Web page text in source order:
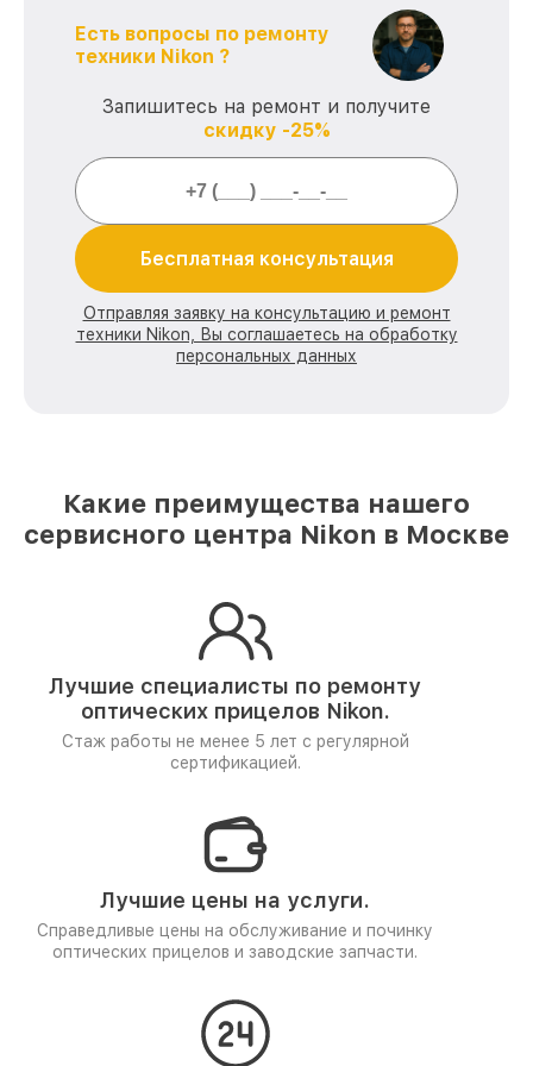
Есть вопросы по ремонту
техники Nikon ?
Запишитесь на ремонт и получите
скидку -25%
Бесплатная консультация
Отправляя заявку на консультацию и ремонт
техники Nikon, Вы соглашаетесь на обработку
персональных данных
Какие преимущества нашего
сервисного центра Nikon в Москве
Лучшие специалисты по ремонту
оптических прицелов Nikon.
Стаж работы не менее 5 лет с регулярной
сертификацией.
Лучшие цены на услуги.
Справедливые цены на обслуживание и починку
оптических прицелов и заводские запчасти.